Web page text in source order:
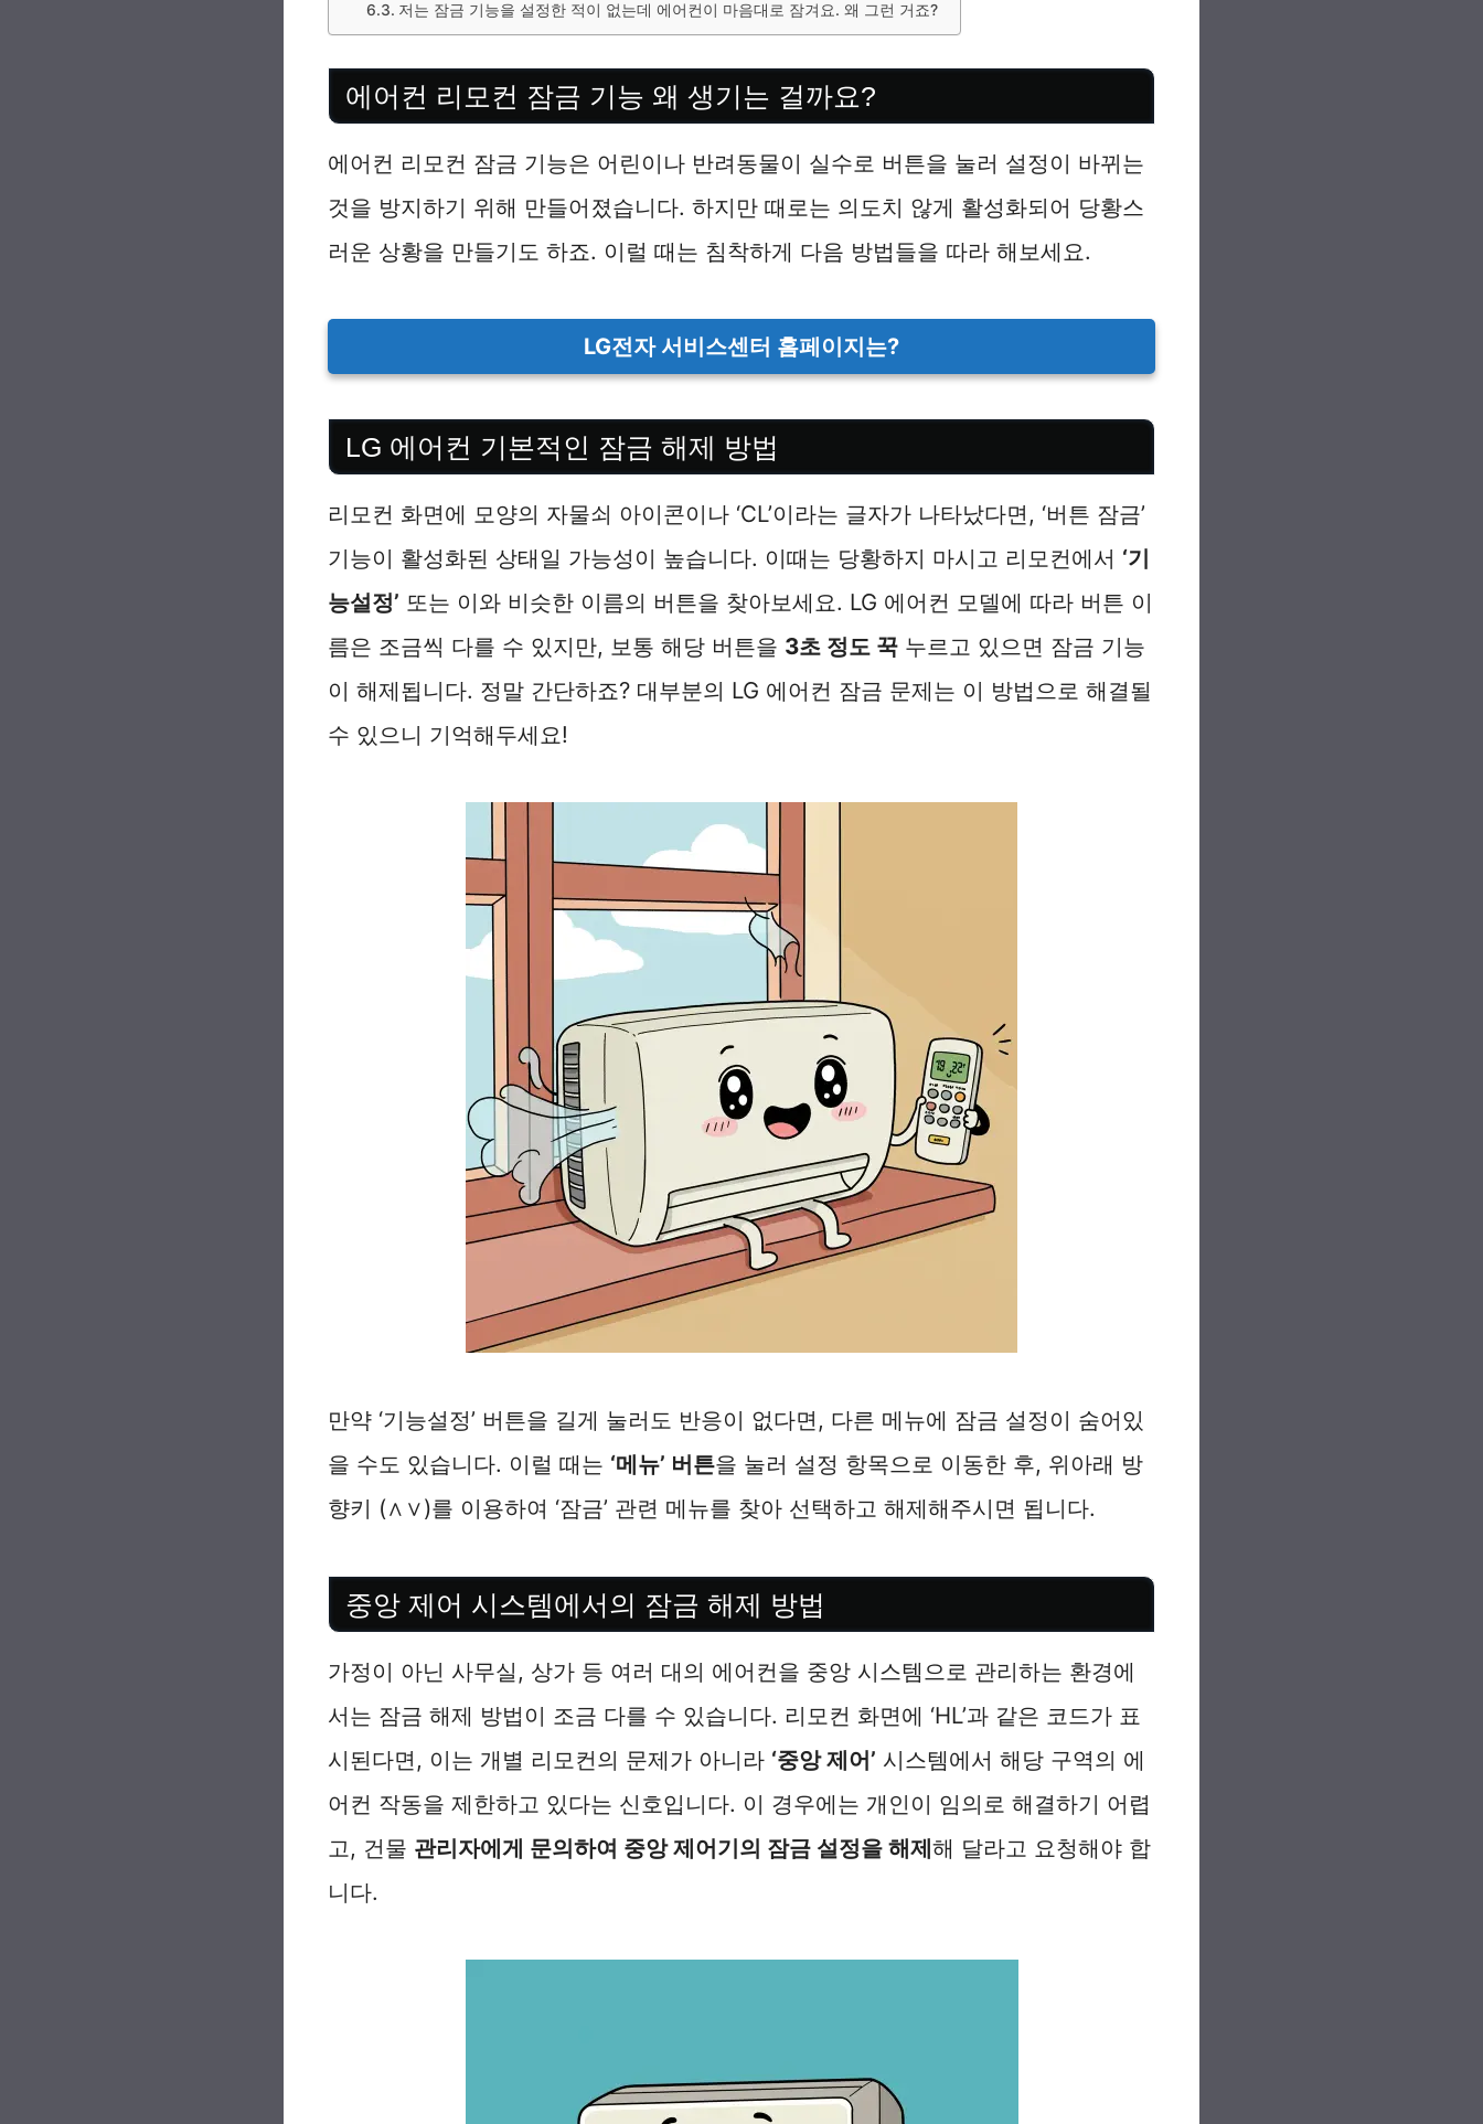
저는 잠금 기능을 설정한 적이 없는데 에어컨이 마음대로 잠겨요. 왜 그런 거죠?
에어컨 리모컨 잠금 기능 왜 생기는 걸까요?
에어컨 리모컨 잠금 기능은 어린이나 반려동물이 실수로 버튼을 눌러 설정이 바뀌는
것을 방지하기 위해 만들어졌습니다. 하지만 때로는 의도치 않게 활성화되어 당황스
러운 상황을 만들기도 하죠. 이럴 때는 침착하게 다음 방법들을 따라 해보세요.
LG전자 서비스센터 홈페이지는?
LG 에어컨 기본적인 잠금 해제 방법
리모컨 화면에 모양의 자물쇠 아이콘이나 ‘CL’이라는 글자가 나타났다면, ‘버튼 잠금’
기능이 활성화된 상태일 가능성이 높습니다. 이때는 당황하지 마시고 리모컨에서 ‘기
능설정’ 또는 이와 비슷한 이름의 버튼을 찾아보세요. LG 에어컨 모델에 따라 버튼 이
름은 조금씩 다를 수 있지만, 보통 해당 버튼을 3초 정도 꾹 누르고 있으면 잠금 기능
이 해제됩니다. 정말 간단하죠? 대부분의 LG 에어컨 잠금 문제는 이 방법으로 해결될
수 있으니 기억해두세요!
만약 ‘기능설정’ 버튼을 길게 눌러도 반응이 없다면, 다른 메뉴에 잠금 설정이 숨어있
을 수도 있습니다. 이럴 때는 ‘메뉴’ 버튼을 눌러 설정 항목으로 이동한 후, 위아래 방
향키 (∧∨)를 이용하여 ‘잠금’ 관련 메뉴를 찾아 선택하고 해제해주시면 됩니다.
중앙 제어 시스템에서의 잠금 해제 방법
가정이 아닌 사무실, 상가 등 여러 대의 에어컨을 중앙 시스템으로 관리하는 환경에
서는 잠금 해제 방법이 조금 다를 수 있습니다. 리모컨 화면에 ‘HL’과 같은 코드가 표
시된다면, 이는 개별 리모컨의 문제가 아니라 ‘중앙 제어’ 시스템에서 해당 구역의 에
어컨 작동을 제한하고 있다는 신호입니다. 이 경우에는 개인이 임의로 해결하기 어렵
고, 건물 관리자에게 문의하여 중앙 제어기의 잠금 설정을 해제해 달라고 요청해야 합
니다.